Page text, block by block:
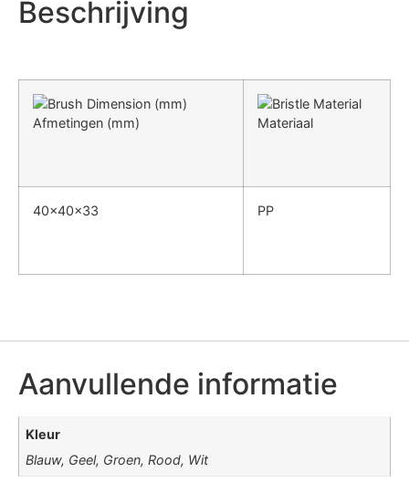
Beschrijving
Afmetingen (mm) Materiaal
40×40×33 PP
Aanvullende informatie
Kleur
Blauw, Geel, Groen, Rood, Wit